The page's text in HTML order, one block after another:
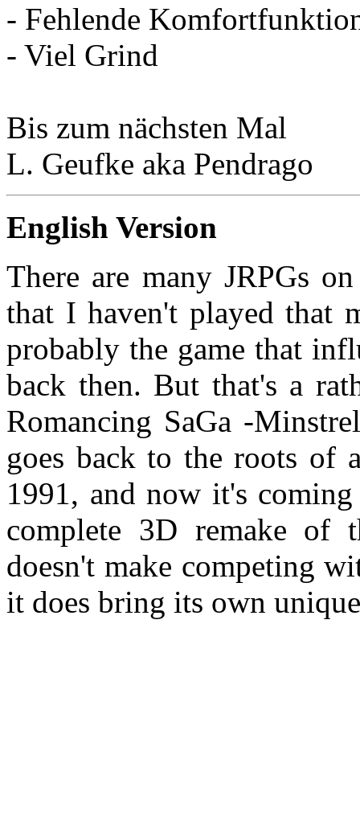
- Fehlende
- Viel Grind
Bis zum nächsten Mal
L. Geufke aka Pendrago
English Version
There are many JRPGs
that I haven't played that
probably the game that
back then. But that's a
Romancing SaGa -
goes back to the roots of
1991, and now it's
complete 3D remake of
doesn't make competing
it does bring its own